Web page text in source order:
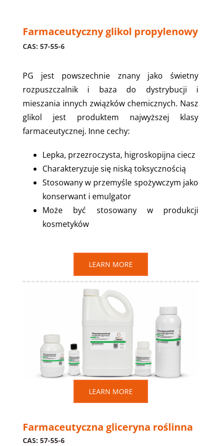
Farmaceutyczny glikol propylenowy
CAS: 57-55-6
PG jest powszechnie znany jako świetny
rozpuszczalnik i baza do dystrybucji i
mieszania innych związków chemicznych. Nasz
glikol jest produktem najwyższej klasy
farmaceutycznej. Inne cechy:
Lepka, przezroczysta, higroskopijna ciecz
Charakteryzuje się niską toksycznością
Stosowany w przemyśle spożywczym jako
konserwant i emulgator
Może być stosowany w produkcji
kosmetyków
LEARN MORE
LEARN MORE
Farmaceutyczna gliceryna roślinna
CAS: 57-55-6